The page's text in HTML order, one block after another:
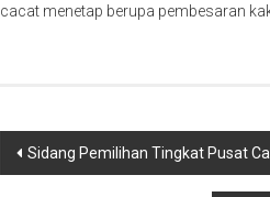
cacat menetap berupa pembesaran
Post
Sidang Pemilihan Tingkat Pusat